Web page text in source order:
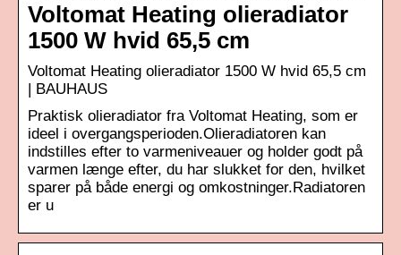
Voltomat Heating olieradiator
1500 W hvid 65,5 cm
Voltomat Heating olieradiator 1500 W hvid 65,5 cm
| BAUHAUS
Praktisk olieradiator fra Voltomat Heating, som er
ideel i overgangsperioden.Olieradiatoren kan
indstilles efter to varmeniveauer og holder godt på
varmen længe efter, du har slukket for den, hvilket
sparer på både energi og omkostninger.Radiatoren
er u